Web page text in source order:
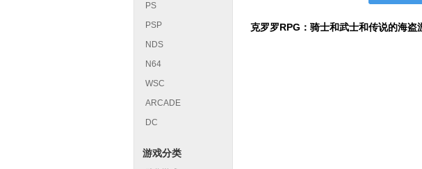
PS
PSP
NDS
N64
WSC
ARCADE
DC
游戏分类
克罗罗RPG：骑士和武士和传说的海盗